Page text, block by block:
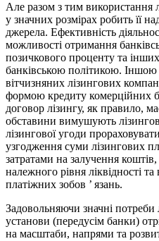
Але разом з тим використання
у значних розмірах робить її
джерела. Ефективність
можливості отримання
позичкового проценту та
банківською політикою.
вітчизняних лізингових
формою кредиту комерційних
договор лізингу, як правило,
обставини вимушують
лізингової угоди
узгодження суми лізингових
затратами на залучення
належного рівня ліквідності
платіжних зобов ’ язань.
Задовольняючи значні потреби
установи (передусім банки)
на масштаби, напрями та